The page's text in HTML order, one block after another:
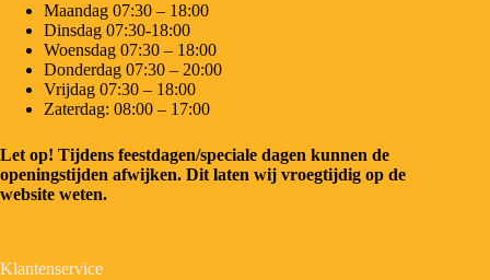
Maandag 07:30 – 18:00
Dinsdag 07:30-18:00
Woensdag 07:30 – 18:00
Donderdag 07:30 – 20:00
Vrijdag 07:30 – 18:00
Zaterdag: 08:00 – 17:00
Let op! Tijdens feestdagen/speciale dagen kunnen de
openingstijden afwijken. Dit laten wij vroegtijdig op de
website weten.
Klantenservice